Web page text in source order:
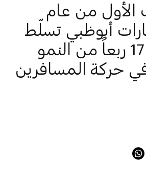
الأول من عام
أبوظبي تسلّط
الضوء على 17 ربعاً من النمو
حركة المسافرين